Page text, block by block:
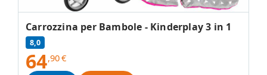
Carrozzina per Bambole - Kinderplay 3 in 1
8,0
64,90€